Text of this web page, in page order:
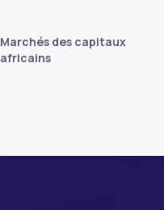
Marchés des capitaux
africains